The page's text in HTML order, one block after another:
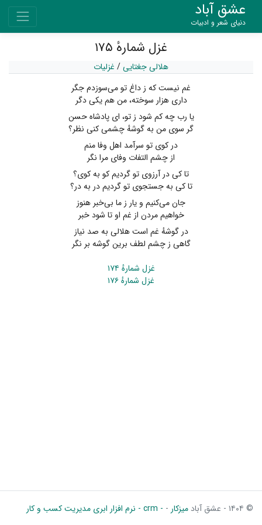
عشق آباد
دنیای شعر و ادبیات
غزل شمارهٔ ۱۷۵
هلالی جغتایی/ غزلیات
غم نیست که ز داغ تو می‌سوزدم جگر
داری هزار سوخته، من هم یکی دگر
یا رب چه کم شود ز تو، ای پادشاه حسن
گر سوی من به گوشهٔ چشمی کنی نظر؟
در کوی تو سرآمد اهل وفا منم
از چشم التفات وفای مرا نگر
تا کی در آرزوی تو گردیم کو به کوی؟
تا کی به جستجوی تو گردیم در به در؟
جان می‌کنیم و یار ز ما بی‌خبر هنوز
خواهیم مردن از غم او تا شود خبر
در گوشهٔ غم است هلالی به صد نیاز
گاهی ز چشم لطف برین گوشه بر نگر
غزل شمارهٔ ۱۷۴
غزل شمارهٔ ۱۷۶
© ۱۴۰۴ - عشق آباد میزکار - - crm - نرم افزار ابری مدیریت کسب و کار